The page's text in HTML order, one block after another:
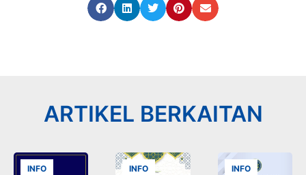
ARTIKEL BERKAITAN
INFO INFO INFO